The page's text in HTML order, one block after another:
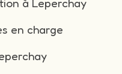
à Leperchay
en charge